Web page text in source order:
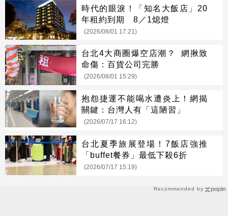
Recommended by
時代的眼淚！「知名大飯店」20
年租約到期 8／1熄燈
(2026/08/01 17:21)
台北4大商圈爆空店潮？ 網揪致
命傷：百貨公司完勝
(2026/08/01 15:29)
抱怨捷運不能喝水遭炎上！網揭
關鍵：台灣人有「這陋習」
(2026/07/17 16:12)
台北夏季旅展登場！7飯店強推
「buffet餐券」最低下殺6折
(2026/07/17 15:19)